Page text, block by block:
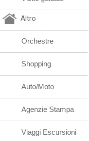
Altro
Orchestre
Shopping
Auto/Moto
Agenzie Stampa
Viaggi Escursioni